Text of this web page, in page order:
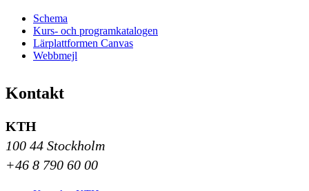
Schema
Kurs- och programkatalogen
Lärplattformen Canvas
Webbmejl
Kontakt
KTH
100 44 Stockholm
+46 8 790 60 00